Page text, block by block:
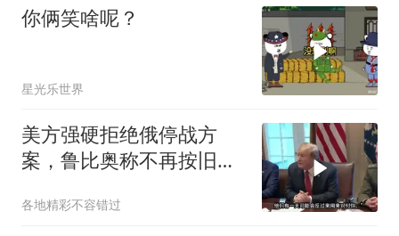
你俩笑啥呢？
星光乐世界
美方强硬拒绝俄停战方
案，鲁比奥称不再按旧路
各地精彩不容错过